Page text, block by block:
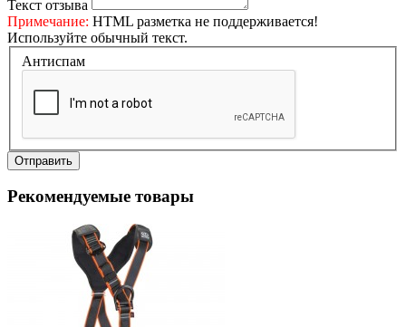
Текст отзыва
Примечание: HTML разметка не поддерживается!
Используйте обычный текст.
Антиспам
Отправить
Рекомендуемые товары